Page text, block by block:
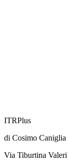
ITRPlus
di Cosimo Caniglia
Via Tiburtina